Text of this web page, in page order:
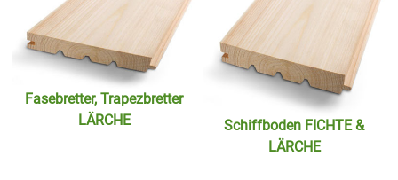
Fasebretter, Trapezbretter
LÄRCHE
Schiffboden FICHTE &
LÄRCHE